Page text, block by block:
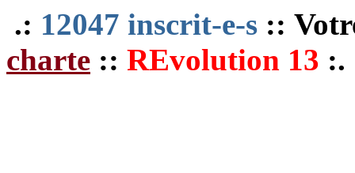
.: 12047 inscrit-e-s ::
charte :: REvolution 13 :.